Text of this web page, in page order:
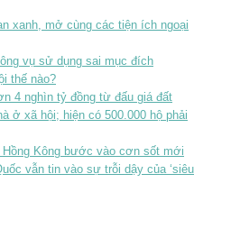
xanh, mở cùng các tiện ích ngoại
vụ sử dụng sai mục đích
thế nào?
4 nghìn tỷ đồng từ đấu giá đất
ở xã hội; hiện có 500.000 hộ phải
Kông bước vào cơn sốt mới
vẫn tin vào sự trỗi dậy của ‘siêu